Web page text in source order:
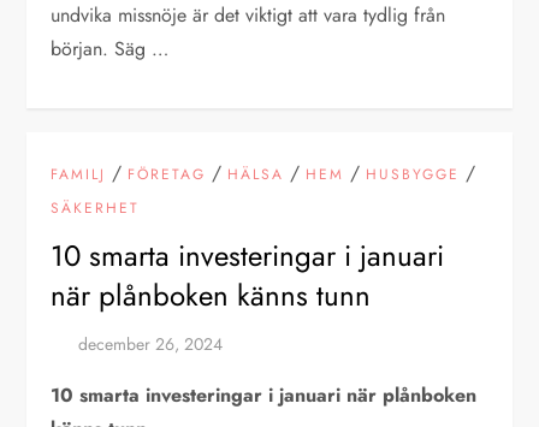
undvika missnöje är det viktigt att vara tydlig från
början. Säg …
FAMILJ / FÖRETAG / HÄLSA / HEM / HUSBYGGE /
SÄKERHET
10 smarta investeringar i januari
när plånboken känns tunn
10 smarta investeringar i januari när plånboken